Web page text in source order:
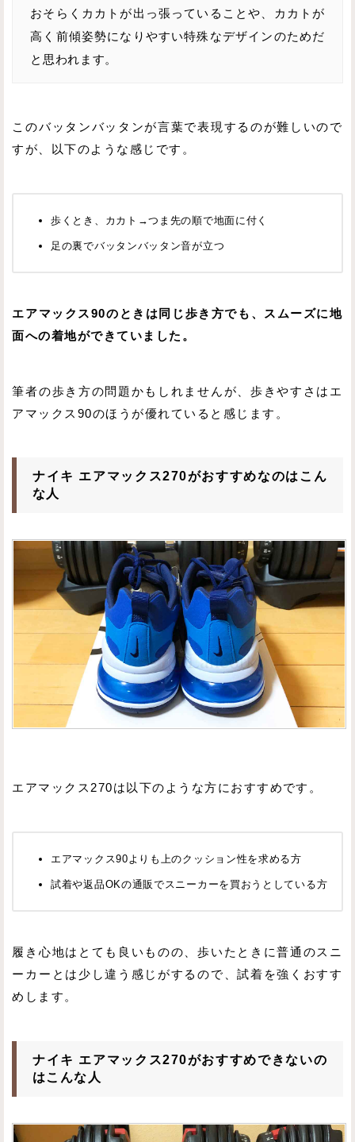
おそらくカカトが出っ張っていることや、カカトが
高く前傾姿勢になりやすい特殊なデザインのためだ
と思われます。
このバッタンバッタンが言葉で表現するのが難しいので
すが、以下のような感じです。
歩くとき、カカト→つま先の順で地面に付く
足の裏でバッタンバッタン音が立つ
エアマックス90のときは同じ歩き方でも、スムーズに地
面への着地ができていました。
筆者の歩き方の問題かもしれませんが、歩きやすさはエ
アマックス90のほうが優れていると感じます。
ナイキ エアマックス270がおすすめなのはこん
な人
エアマックス270は以下のような方におすすめです。
エアマックス90よりも上のクッション性を求める方
試着や返品OKの通販でスニーカーを買おうとしている方
履き心地はとても良いものの、歩いたときに普通のスニ
ーカーとは少し違う感じがするので、試着を強くおすす
めします。
ナイキ エアマックス270がおすすめできないの
はこんな人